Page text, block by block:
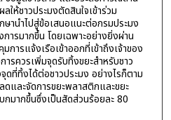
ให้ชาวประมงตัดสินใจเข้าร่วม
ษานำไปสู่ข้อเสนอแนะต่อกรมประมง
ารมากขึ้น โดยเฉพาะอย่างยิ่งผ่าน
การแจ้งเรือเข้าออกที่เข้าถึงเจ้าของ
ารควรเพิ่มจุดรับทิ้งขยะสำหรับชาว
ดที่ทิ้งได้ต่อชาวประมง อย่างไรก็ตาม
ดและจัดการขยะพลาสติกและขยะ
มากขึ้นซึ่งเป็นสัดส่วนร้อยละ 80